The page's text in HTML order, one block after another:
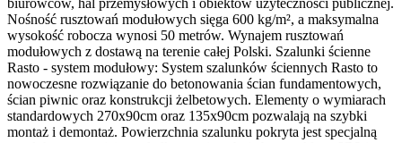
biurowców, hal przemysłowych i obiektów użyteczności publicznej.
Nośność rusztowań modułowych sięga 600 kg/m², a maksymalna
wysokość robocza wynosi 50 metrów. Wynajem rusztowań
modułowych z dostawą na terenie całej Polski. Szalunki ścienne
Rasto - system modułowy: System szalunków ściennych Rasto to
nowoczesne rozwiązanie do betonowania ścian fundamentowych,
ścian piwnic oraz konstrukcji żelbetowych. Elementy o wymiarach
standardowych 270x90cm oraz 135x90cm pozwalają na szybki
montaż i demontaż. Powierzchnia szalunku pokryta jest specjalną